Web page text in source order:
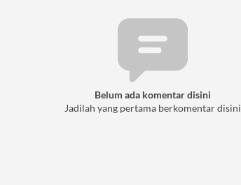
Belum ada komentar disini
Jadilah yang pertama berkomentar disini